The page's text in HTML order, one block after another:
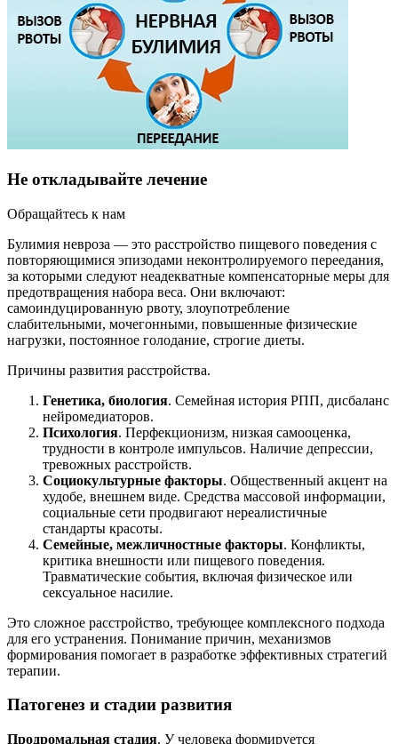
Не откладывайте лечение
Обращайтесь к нам
Булимия невроза — это расстройство пищевого поведения с
повторяющимися эпизодами неконтролируемого переедания,
за которыми следуют неадекватные компенсаторные меры для
предотвращения набора веса. Они включают:
самоиндуцированную рвоту, злоупотребление
слабительными, мочегонными, повышенные физические
нагрузки, постоянное голодание, строгие диеты.
Причины развития расстройства.
Генетика, биология. Семейная история РПП, дисбаланс
нейромедиаторов.
Психология. Перфекционизм, низкая самооценка,
трудности в контроле импульсов. Наличие депрессии,
тревожных расстройств.
Социокультурные факторы. Общественный акцент на
худобе, внешнем виде. Средства массовой информации,
социальные сети продвигают нереалистичные
стандарты красоты.
Семейные, межличностные факторы. Конфликты,
критика внешности или пищевого поведения.
Травматические события, включая физическое или
сексуальное насилие.
Это сложное расстройство, требующее комплексного подхода
для его устранения. Понимание причин, механизмов
формирования помогает в разработке эффективных стратегий
терапии.
Патогенез и стадии развития
Продромальная стадия. У человека формируется